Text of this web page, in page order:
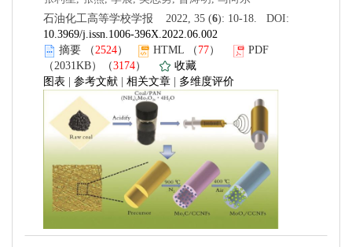
石油化工高等学校学报 2022, 35 (6): 10-18. DOI:
10.3969/j.issn.1006-396X.2022.06.002
摘要 （ 2524） HTML （ 77）
PDF
（2031KB）（3174）
收藏
图表
参考文献 相关文章 多维度评价